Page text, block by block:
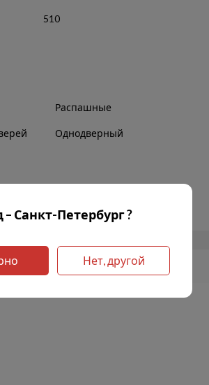
510
Распашные
Однодверный
Санкт-Петербург ?
Нет, другой